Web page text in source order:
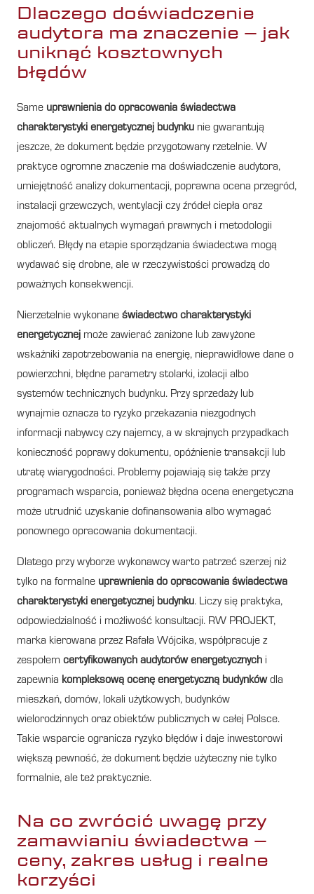
Dlaczego doświadczenie
audytora ma znaczenie – jak
uniknąć kosztownych
błędów
Same uprawnienia do opracowania świadectwa
charakterystyki energetycznej budynku nie gwarantują
jeszcze, że dokument będzie przygotowany rzetelnie. W
praktyce ogromne znaczenie ma doświadczenie audytora,
umiejętność analizy dokumentacji, poprawna ocena przegród,
instalacji grzewczych, wentylacji czy źródeł ciepła oraz
znajomość aktualnych wymagań prawnych i metodologii
obliczeń. Błędy na etapie sporządzania świadectwa mogą
wydawać się drobne, ale w rzeczywistości prowadzą do
poważnych konsekwencji.
Nierzetelnie wykonane świadectwo charakterystyki
energetycznej może zawierać zaniżone lub zawyżone
wskaźniki zapotrzebowania na energię, nieprawidłowe dane o
powierzchni, błędne parametry stolarki, izolacji albo
systemów technicznych budynku. Przy sprzedaży lub
wynajmie oznacza to ryzyko przekazania niezgodnych
informacji nabywcy czy najemcy, a w skrajnych przypadkach
konieczność poprawy dokumentu, opóźnienie transakcji lub
utratę wiarygodności. Problemy pojawiają się także przy
programach wsparcia, ponieważ błędna ocena energetyczna
może utrudnić uzyskanie dofinansowania albo wymagać
ponownego opracowania dokumentacji.
Dlatego przy wyborze wykonawcy warto patrzeć szerzej niż
tylko na formalne uprawnienia do opracowania świadectwa
charakterystyki energetycznej budynku. Liczy się praktyka,
odpowiedzialność i możliwość konsultacji. RW PROJEKT,
marka kierowana przez Rafała Wójcika, współpracuje z
zespołem certyfikowanych audytorów energetycznych i
zapewnia kompleksową ocenę energetyczną budynkówdla
mieszkań, domów, lokali użytkowych, budynków
wielorodzinnych oraz obiektów publicznych w całej Polsce.
Takie wsparcie ogranicza ryzyko błędów i daje inwestorowi
większą pewność, że dokument będzie użyteczny nie tylko
formalnie, ale też praktycznie.
Na co zwrócić uwagę przy
zamawianiu świadectwa –
ceny, zakres usług i realne
korzyści